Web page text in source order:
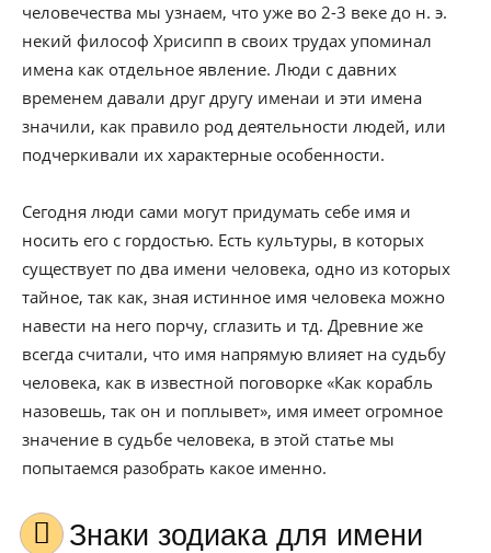
человечества мы узнаем, что уже во 2-3 веке до н. э.
некий философ Хрисипп в своих трудах упоминал
имена как отдельное явление. Люди с давних
временем давали друг другу именаи и эти имена
значили, как правило род деятельности людей, или
подчеркивали их характерные особенности.
Сегодня люди сами могут придумать себе имя и
носить его с гордостью. Есть культуры, в которых
существует по два имени человека, одно из которых
тайное, так как, зная истинное имя человека можно
навести на него порчу, сглазить и тд. Древние же
всегда считали, что имя напрямую влияет на судьбу
человека, как в известной поговорке «Как корабль
назовешь, так он и поплывет», имя имеет огромное
значение в судьбе человека, в этой статье мы
попытаемся разобрать какое именно.
Знаки зодиака для имени